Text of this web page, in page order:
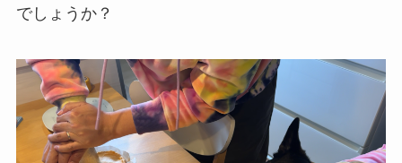
でしょうか？